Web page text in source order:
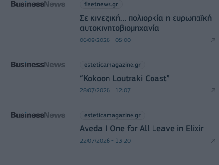
fleetnews.gr
Σε κινεζική… πολιορκία η ευρωπαϊκή
αυτοκινητοβιομηχανία
06/08/2026 - 05:00
esteticamagazine.gr
“Kokoon Loutraki Coast”
28/07/2026 - 12:07
esteticamagazine.gr
Aveda I One for All Leave in Elixir
22/07/2026 - 13:20